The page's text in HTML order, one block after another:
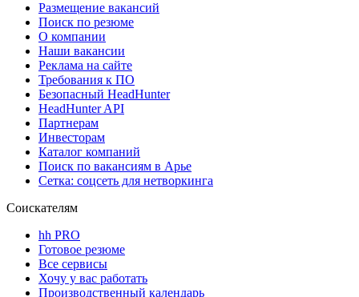
Размещение вакансий
Поиск по резюме
О компании
Наши вакансии
Реклама на сайте
Требования к ПО
Безопасный HeadHunter
HeadHunter API
Партнерам
Инвесторам
Каталог компаний
Поиск по вакансиям в Арье
Сетка: соцсеть для нетворкинга
Соискателям
hh PRO
Готовое резюме
Все сервисы
Хочу у вас работать
Производственный календарь